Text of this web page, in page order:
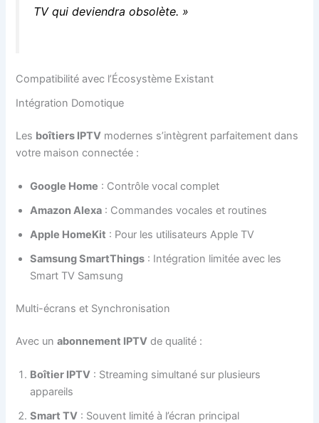
TV qui deviendra obsolète. »
Compatibilité avec l’Écosystème Existant
Intégration Domotique
Les boîtiers IPTV modernes s’intègrent parfaitement dans
votre maison connectée :
Google Home : Contrôle vocal complet
Amazon Alexa : Commandes vocales et routines
Apple HomeKit : Pour les utilisateurs Apple TV
Samsung SmartThings : Intégration limitée avec les
Smart TV Samsung
Multi-écrans et Synchronisation
Avec unabonnement IPTV de qualité :
Boîtier IPTV : Streaming simultané sur plusieurs
appareils
Smart TV : Souvent limité à l’écran principal